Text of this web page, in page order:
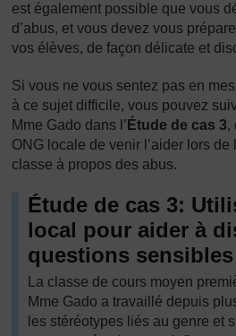
est également possible que vous
d’abus, et vous devez vous
vos élèves, de façon délicate et
Si vous ne vous sentez pas en
à ce sujet difficile, vous pouvez
Mme Gado dans l’ Étude de cas 3,
ONG locale de venir l’aider lors
classe à propos des abus.
Étude de cas 3:
local pour aider à
questions sensibles
La classe de cours moyen
Mme Gado a travaillé depuis
les stéréotypes liés au genre et